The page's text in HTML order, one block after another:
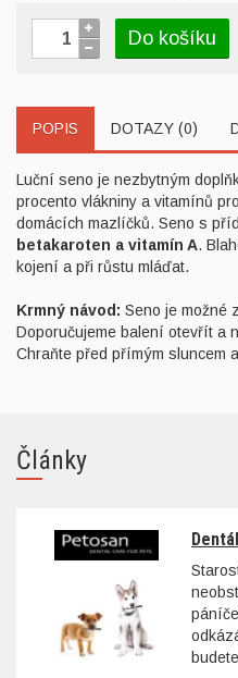
Do košíku
POPIS DOTAZY (0)
Luční seno je nezbytným
procento vlákniny a vitamínů
domácích mazlíčků. Seno s
betakaroten a vitamín A.
kojení a při růstu mláďat.
Krmný návod: Seno je možné
Doporučujeme balení otevřít a
Chraňte před přímým sluncem
Články